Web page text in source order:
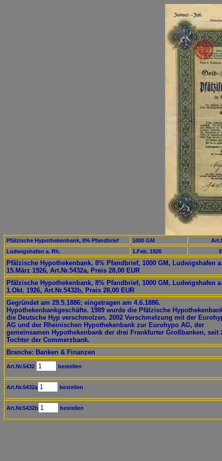
Pfälzische Hypothekenbank, 8% Pfandbrief 1000 GM
Ludwigshafen a. Rh.
1.Feb. 1926
Pfälzische Hypothekenbank, 8% Pfandbrief, 1000 GM, Ludwigshafen
15.März 1926, Art.Nr.5432a, Preis 28,00 EUR
Pfälzische Hypothekenbank, 8% Pfandbrief, 1000 GM, Ludwigshafen
1.Okt. 1926, Art.Nr.5432b, Preis 28,00 EUR
Gegründet am 29.5.1886; eingetragen am 4.6.1886.
Hypothekenbankgeschäfte. 1989 wurde die Pfälzische
die Deutsche Hyp verschmolzen. 2002 Verschmelzung mit der
AG und der Rheinischen Hypothekenbank zur Eurohypo AG, der
gemeinsamen Hypothekenbank der drei Frankfurter Großbanken, seit
Tochter der Commerzbank.
Branche: Banken & Finanzen
Art.Nr.5432 bestellen
Art.Nr.5432a bestellen
Art.Nr.5432b bestellen